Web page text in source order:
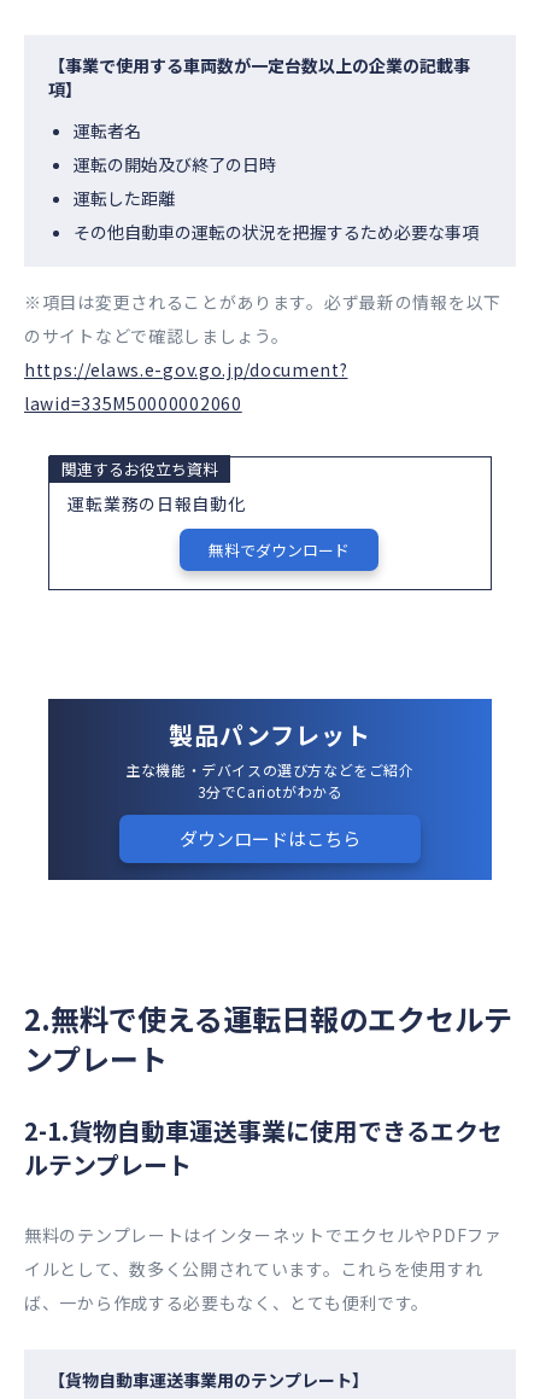
【事業で使用する車両数が一定台数以上の企業の記載事
項】
運転者名
運転の開始及び終了の日時
運転した距離
その他自動車の運転の状況を把握するため必要な事項
※項目は変更されることがあります。必ず最新の情報を以下
のサイトなどで確認しましょう。
https://elaws.e-gov.go.jp/document?
lawid=335M50000002060
関連するお役立ち資料
運転業務の日報自動化
無料でダウンロード
製品パンフレット
主な機能・デバイスの選び方などをご紹介
3分でCariotがわかる
ダウンロードはこちら
2.​無料で使える運転日報のエクセルテ
ンプレート
2-1.貨物自動車運送事業に使用できるエクセ
ルテンプレート
無料のテンプレートはインターネットでエクセルやPDFファ
イルとして、数多く公開されています。これらを使用すれ
ば、一から作成する必要もなく、とても便利です。
【貨物自動車運送事業用のテンプレート】